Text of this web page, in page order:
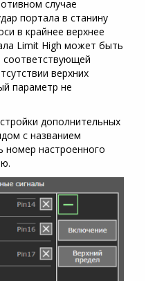
случае
портала в станину
в крайнее верхнее
Limit High может быть
соответствующей
верхних
параметр не
дополнительных
с названием
номер настроенного